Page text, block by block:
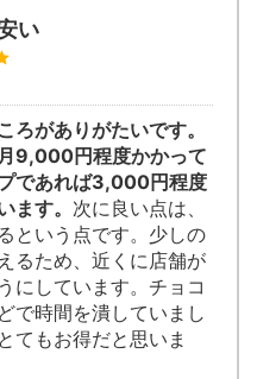
い
ろがありがたいです。
9,000円程度かかって
であれば3,000円程度
ます。 次に良い点は、
という点です。少しの
るため、近くに店舗が
にしています。チョコ
で時間を潰していまし
てもお得だと思いま